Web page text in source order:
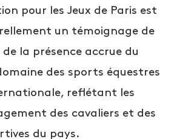
pour les Jeux de Paris est
un témoignage de
de la présence accrue du
des sports équestres
reflétant les
des cavaliers et des
du pays.